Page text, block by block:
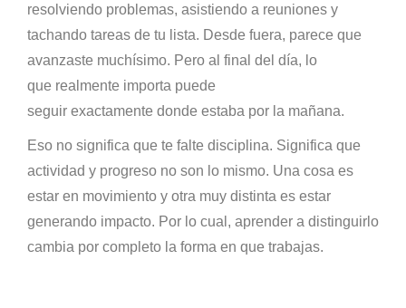
resolviendo problemas, asistiendo a reuniones y
tachando tareas de tu lista. Desde fuera, parece que
avanzaste muchísimo. Pero al final del día, lo
que realmente importa puede
seguir exactamente donde estaba por la mañana.
Eso no significa que te falte disciplina. Significa que
actividad y progreso no son lo mismo. Una cosa es
estar en movimiento y otra muy distinta es estar
generando impacto. Por lo cual, aprender a distinguirlo
cambia por completo la forma en que trabajas.